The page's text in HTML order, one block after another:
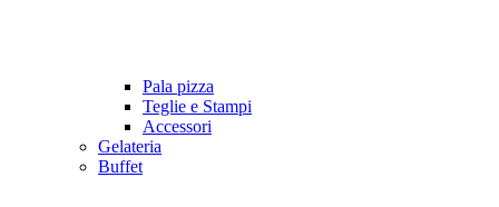
Pala pizza
Teglie e Stampi
Accessori
Gelateria
Buffet